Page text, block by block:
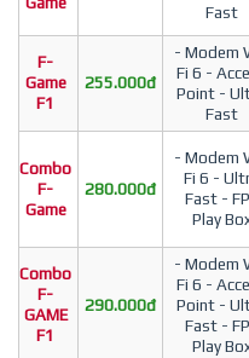
Fast
F-
Game
F1
255.000đ
- Modem
Fi 6 -
Point -
Fast
Combo
F-
Game
280.000đ
- Modem
Fi 6 -
Fast -
Play
Combo
F-
GAME
F1
290.000đ
- Modem
Fi 6 -
Point -
Fast -
Play